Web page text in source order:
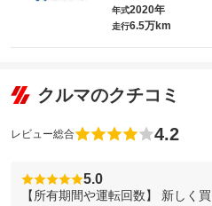
年式2020年
走行6.5万km
クルマのクチコミ
レビュー総合 4.2
5.0
【所有期間や運転回数】 新しく